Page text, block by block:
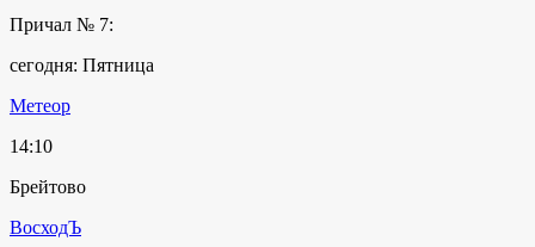
Причал № 7:
сегодня: Пятница
Метеор
14:10
Брейтово
ВосходЪ